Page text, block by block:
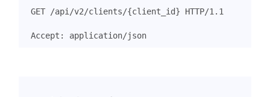
GET /api/v2/clients/{client_id} HTTP/1.1